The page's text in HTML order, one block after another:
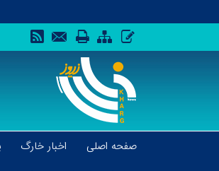
صفحه اصلی اخبار خارگ